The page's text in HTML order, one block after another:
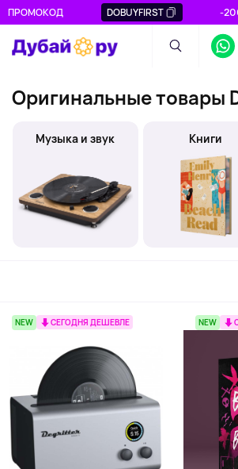
ПРОМОКОД DOBUYFIRST -
Оригинальные товары
Музыка и звук Книги
NEW СЕГОДНЯ ДЕШЕВЛЕ NEW